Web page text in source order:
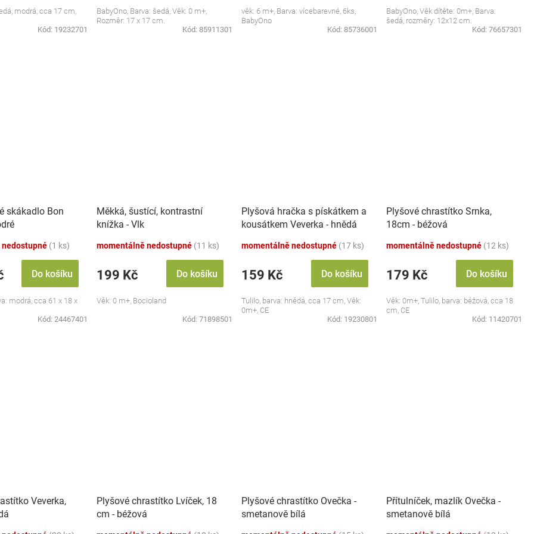
modrá, cca 17 cm,
Kód: 19232701
BabyOno, Barva: šedá, Věk: 0 m+,
Rozměr: 17 x 17 cm.
Kód: 85911301
věk: 6 m+, Barva: vícebarevné, 6ks,
BabyOno
Kód: 85736001
BabyOno, Věk dítěte: 0m+, Barva:
šedá, rozměry: 12x12 cm.
Kód: 76657301
skákadlo Bon
(1 ks)
Do košíku
modrá, cca 61 x 18 x
Kód: 24467401
Měkká, šustící, kontrastní
knížka - Vlk
momentálně nedostupné (11 ks)
199 Kč Do košíku
Věk: 0 m+, Bocioland
Kód: 71898501
Plyšová hračka s pískátkem a
kousátkem Veverka - hnědá
momentálně nedostupné (17 ks)
159 Kč Do košíku
Tulilo, barva: hnědá, cca 17 cm, Věk:
0m+, CE
Kód: 19230801
Plyšové chrastítko Srnka,
18cm - béžová
momentálně nedostupné (12 ks)
179 Kč Do košíku
Věk: 0m+, Tulilo, barva: béžová, cca 18
cm, CE
Kód: 11420701
Veverka,
Plyšové chrastítko Lvíček, 18
cm - béžová
Plyšové chrastítko Ovečka -
smetanově bílá
Přítulníček, mazlík Ovečka -
smetanově bílá